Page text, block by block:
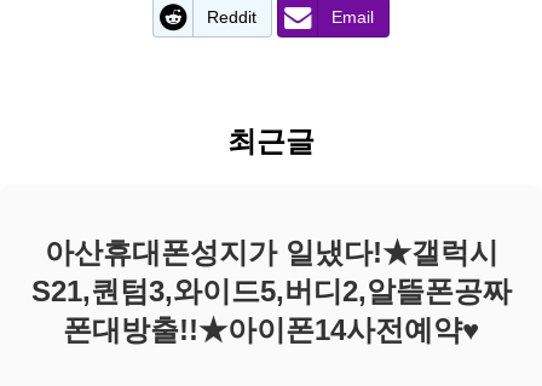
Reddit Email
최근글
아산휴대폰성지가 일냈다!★갤럭시
S21,퀀텀3,와이드5,버디2,알뜰폰공짜
폰대방출!!★아이폰14사전예약♥